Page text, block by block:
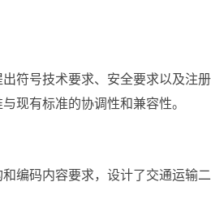
符号技术要求、安全要求以及注
现有标准的协调性和兼容性。
编码内容要求，设计了交通运输